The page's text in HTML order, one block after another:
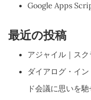
Google Apps
最近の投稿
アジャイル｜ス
ダイアログ・イ
ド会議に思いを馳